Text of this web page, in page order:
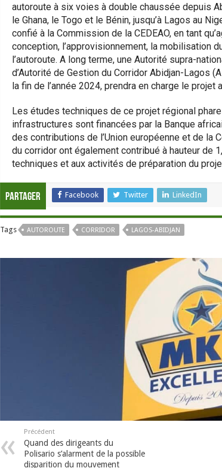
autoroute à six voies à double chaussée depuis
le Ghana, le Togo et le Bénin, jusqu’à Lagos au
confié à la Commission de la CEDEAO, en tant
conception, l’approvisionnement, la mobilisation
l’autoroute. A long terme, une Autorité supra-
d’Autorité de Gestion du Corridor Abidjan-Lagos
la fin de l’année 2024, prendra en charge le projet
Les études techniques de ce projet régional
infrastructures sont financées par la Banque
des contributions de l’Union européenne et de la
du corridor ont également contribué à hauteur de
techniques et aux activités de préparation du
Partager Facebook Twitter LinkedIn
Tags AUTOROUTE CORRIDOR LAGOS-ABIDJAN
Précédent
Quand des dirigeants du
Polisario s’alarment de la possible
disparition du mouvement